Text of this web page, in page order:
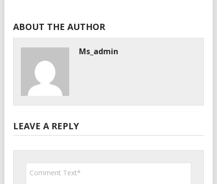
ABOUT THE AUTHOR
Ms_admin
LEAVE A REPLY